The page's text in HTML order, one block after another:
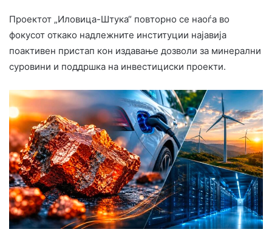
Проектот „Иловица-Штука“ повторно се наоѓа во
фокусот откако надлежните институции најавија
поактивен пристап кон издавање дозволи за минерални
суровини и поддршка на инвестициски проекти.